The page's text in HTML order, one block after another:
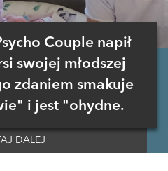
Couple napił
swojej młodszej
zdaniem smakuje
i jest "ohydne.
DALEJ